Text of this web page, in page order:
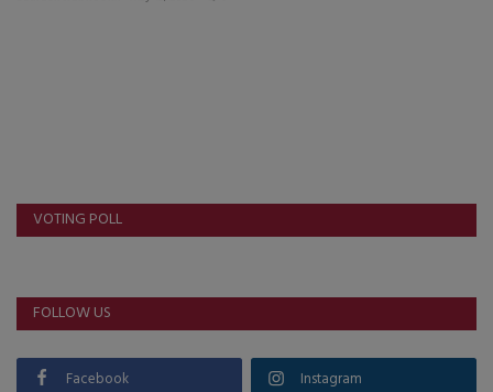
રાષ્ટ્રીય
ગુજરાત
જુનાગઢ
VOTING POLL
FOLLOW US
Facebook Instagram